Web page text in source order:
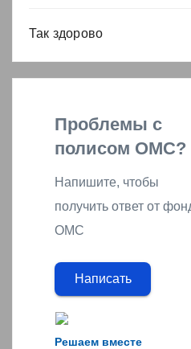
Так здорово
Решаем вместе
Проблемы с
полисом ОМС?
Напишите, чтобы
получить ответ от
ОМС
Написать